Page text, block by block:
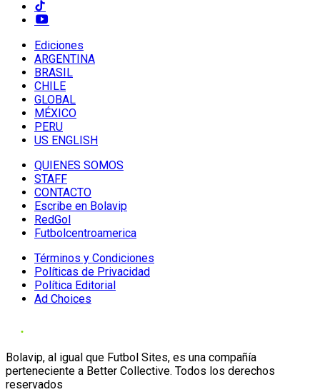
Ediciones
ARGENTINA
BRASIL
CHILE
GLOBAL
MÉXICO
PERU
US ENGLISH
QUIENES SOMOS
STAFF
CONTACTO
Escribe en Bolavip
RedGol
Futbolcentroamerica
Términos y Condiciones
Políticas de Privacidad
Política Editorial
Ad Choices
Bolavip, al igual que Futbol Sites, es una compañía
perteneciente a Better Collective. Todos los derechos
reservados